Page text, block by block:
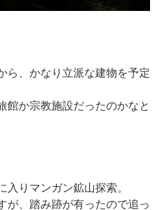
ら、かなり立派な建物を予定
館か宗教施設だったのかなと
入りマンガン鉱山探索。
が、踏み跡が有ったので追っ